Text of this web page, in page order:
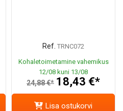
Ref. TRNC072
Kohaletoimetamine vahemikus
12/08 kuni 13/08
24,88 €* 18,43 €*
Lisa ostukorvi